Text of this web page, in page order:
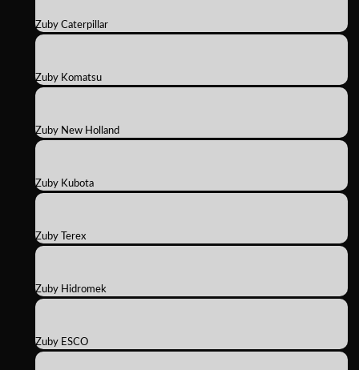
Zuby Caterpillar
Zuby Komatsu
Zuby New Holland
Zuby Kubota
Zuby Terex
Zuby Hidromek
Zuby ESCO